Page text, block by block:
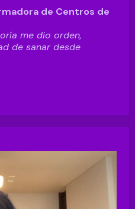
de Centros de
me dio orden,
de sanar desde